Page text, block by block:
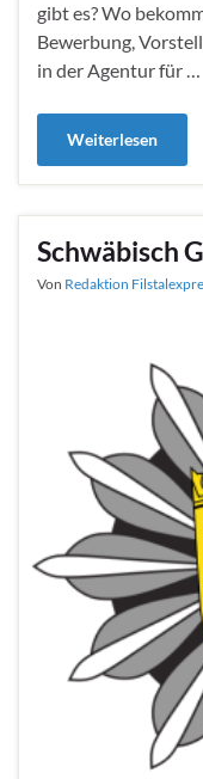
gibt es? Wo
Bewerbung,
in der Agentur für …
Weiterlesen
Schwäbisch
Von Redaktion